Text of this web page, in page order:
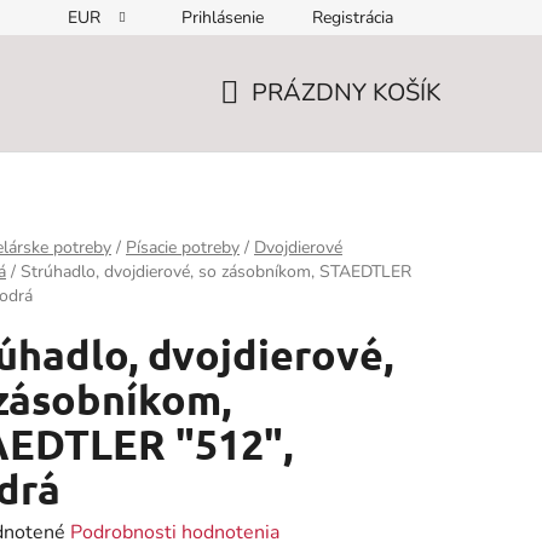
EUR Prihlásenie Registrácia
PRÁZDNY KOŠÍK
potreby / Písacie potreby / Dvojdierové
/ Strúhadlo, dvojdierové, so zásobníkom, STAEDTLER
dvojdierové,
"512",
Podrobnosti hodnotenia